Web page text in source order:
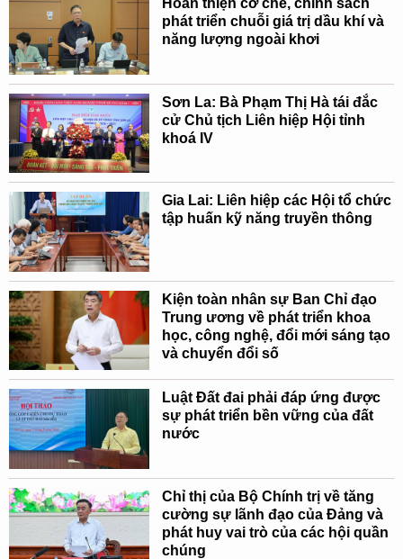
Hoàn thiện cơ chế, chính sách
phát triển chuỗi giá trị dầu khí và
năng lượng ngoài khơi
Sơn La: Bà Phạm Thị Hà tái đắc
cử Chủ tịch Liên hiệp Hội tỉnh
khoá IV
Gia Lai: Liên hiệp các Hội tổ chức
tập huấn kỹ năng truyền thông
Kiện toàn nhân sự Ban Chỉ đạo
Trung ương về phát triển khoa
học, công nghệ, đổi mới sáng tạo
và chuyển đổi số
Luật Đất đai phải đáp ứng được
sự phát triển bền vững của đất
nước
Chỉ thị của Bộ Chính trị về tăng
cường sự lãnh đạo của Đảng và
phát huy vai trò của các hội quần
chúng